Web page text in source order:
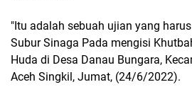
"Itu adalah sebuah ujian yang
Subur Sinaga Pada mengisi
Huda di Desa Danau Bungara,
Aceh Singkil, Jumat, (24/6/2022).